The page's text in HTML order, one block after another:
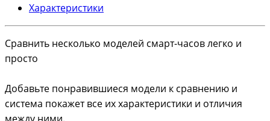
Характеристики
Сравнить несколько моделей смарт-часов легко и
просто
Добавьте понравившиеся модели к сравнению и
система покажет все их характеристики и отличия